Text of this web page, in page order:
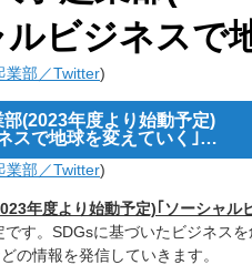
ルビジネスで
業部／Twitter)
(2023年度より始動予定)
スで地球を変えていく｣…
業部／Twitter)
年度より始動予定)｢ソーシャ
す。SDGsに基づいたビジネスを
の情報を発信していきます。